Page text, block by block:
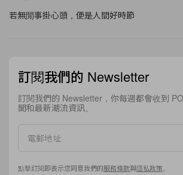
若無閒事掛心頭，便是人間好時節
訂閱我們的 Newsletter
訂閱我們的 Newsletter，你每週都會收到
聞和最新潮流資訊。
點擊訂閱即表示您同意我們的服務條款與隱私政策